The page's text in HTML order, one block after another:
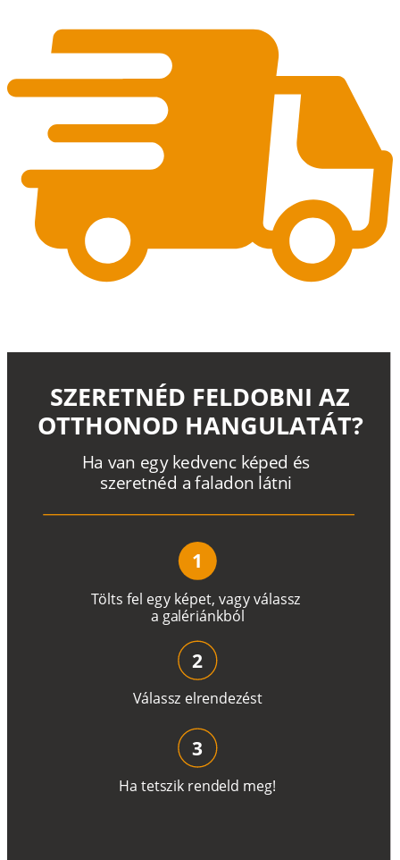
Tölts fel egy képet, vagyválassz
a galériánkból
Ha van egy kedvenc képed és
szeretnéd a faladon látni
SZERETNÉD FELDOBNI AZ
OTTHONOD HANGULATÁT?
1
Válassz elrendezést
2
Ha tetszik rendeld meg!
3